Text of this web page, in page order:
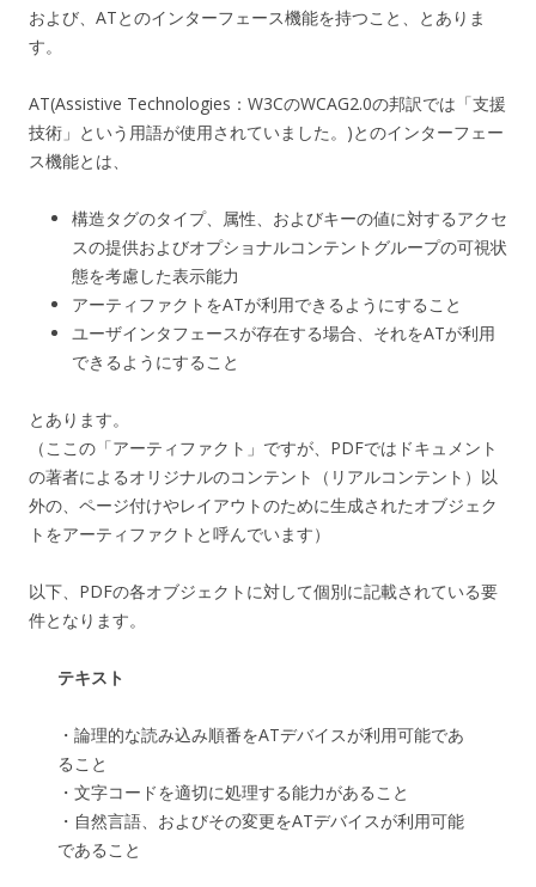
および、ATとのインターフェース機能を持つこと、とありま
す。
AT(Assistive Technologies：W3CのWCAG2.0の邦訳では「支援
技術」という用語が使用されていました。)とのインターフェー
ス機能とは、
構造タグのタイプ、属性、およびキーの値に対するアクセ
スの提供およびオプショナルコンテントグループの可視状
態を考慮した表示能力
アーティファクトをATが利用できるようにすること
ユーザインタフェースが存在する場合、それをATが利用
できるようにすること
とあります。
（ここの「アーティファクト」ですが、PDFではドキュメント
の著者によるオリジナルのコンテント（リアルコンテント）以
外の、ページ付けやレイアウトのために生成されたオブジェク
トをアーティファクトと呼んでいます）
以下、PDFの各オブジェクトに対して個別に記載されている要
件となります。
テキスト
・論理的な読み込み順番をATデバイスが利用可能であ
ること
・文字コードを適切に処理する能力があること
・自然言語、およびその変更をATデバイスが利用可能
であること